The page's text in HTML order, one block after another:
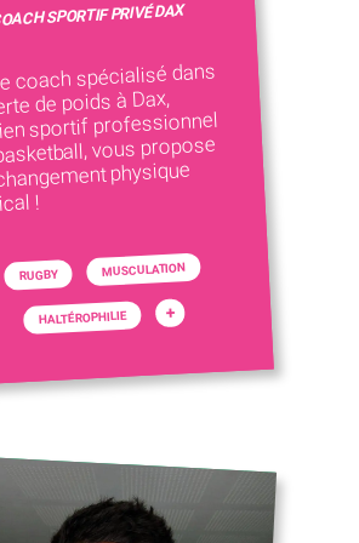
SPORTIF PRIVÉ DAX
coach spécialisé dans
de poids à Dax,
sportif professionnel
vous propose
physique
!
RUGBY MUSCULATION
HALTÉROPHILIE +